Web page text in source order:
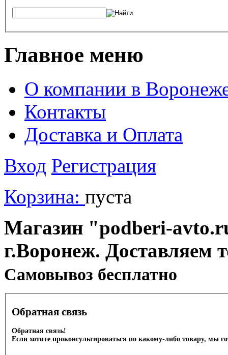
Главное меню
О компании в
Контакты
Доставка и Оплата
Вход Регистрация
Корзина: пуста
Магазин "podberi-
г.Воронеж. Доставляем
Cамовывоз бесплатно
Обратная связь
Обратная связь!
Если хотите проконсультироваться по какому-либо товару, мы